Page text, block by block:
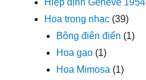
Hoa trong nhạc (39)
Bông điên điển (1)
Hoa gạo (1)
Hoa Mimosa (1)